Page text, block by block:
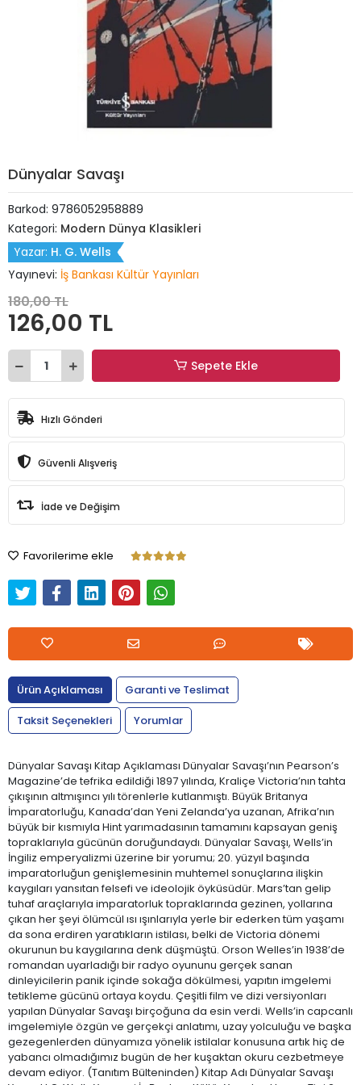
Dünyalar Savaşı
Barkod: 9786052958889
Kategori: Modern Dünya Klasikleri
Yazar: H. G. Wells
Yayınevi: İş Bankası Kültür Yayınları
180,00 TL
126,00 TL
Sepete Ekle
Hızlı Gönderi
Güvenli Alışveriş
İade ve Değişim
Favorilerime ekle
Ürün Açıklaması
Garanti ve Teslimat
Taksit Seçenekleri
Yorumlar
Dünyalar Savaşı Kitap Açıklaması Dünyalar Savaşı’nın Pearson’s
Magazine’de tefrika edildiği 1897 yılında, Kraliçe Victoria’nın tahta
çıkışının altmışıncı yılı törenlerle kutlanmıştı. Büyük Britanya
İmparatorluğu, Kanada’dan Yeni Zelanda’ya uzanan, Afrika’nın
büyük bir kısmıyla Hint yarımadasının tamamını kapsayan geniş
topraklarıyla gücünün doruğundaydı. Dünyalar Savaşı, Wells’in
İngiliz emperyalizmi üzerine bir yorumu; 20. yüzyıl başında
imparatorluğun genişlemesinin muhtemel sonuçlarına ilişkin
kaygıları yansıtan felsefi ve ideolojik öyküsüdür. Mars’tan gelip
tuhaf araçlarıyla imparatorluk topraklarında gezinen, yollarına
çıkan her şeyi ölümcül ısı ışınlarıyla yerle bir ederken tüm yaşamı
da sona erdiren yaratıkların istilası, belki de Victoria dönemi
okurunun bu kaygılarına denk düşmüştü. Orson Welles’in 1938’de
romandan uyarladığı bir radyo oyununu gerçek sanan
dinleyicilerin panik içinde sokağa dökülmesi, yapıtın imgelemi
tetikleme gücünü ortaya koydu. Çeşitli film ve dizi versiyonları
yapılan Dünyalar Savaşı birçoğuna da esin verdi. Wells’in capcanlı
imgelemiyle özgün ve gerçekçi anlatımı, uzay yolculuğu ve başka
gezegenlerden dünyamıza yönelik istilalar konusuna artık hiç de
yabancı olmadığımız bugün de her kuşaktan okuru cezbetmeye
devam ediyor. (Tanıtım Bülteninden) Kitap Adı Dünyalar Savaşı